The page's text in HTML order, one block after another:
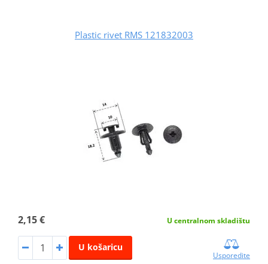
Plastic rivet RMS 121832003
2,15 € U centralnom skladištu
U košaricu
Usporedite